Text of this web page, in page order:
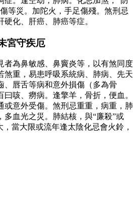
等災。加陀火，手足傷殘。煞刑忌
化、肝癌、肺癌等症。
宮守疾厄
者為鼻敏感、鼻竇炎等，以有煞同度
煞重，易患呼吸系統病、肺病、先天
、唇舌等病和意外損傷（多為骨
咳、癆病。逢擎羊，骨折，便血。
或意外受傷。煞刑忌重重，病重，肺
多血光之災。肺結核，與“廉殺”或
當大限或流年逢太陰化忌會火鈴，